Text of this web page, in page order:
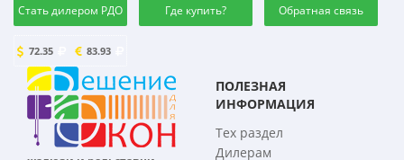
Стать дилером РДО Где купить? Обратная связь
72.35 83.93
ПОЛЕЗНАЯ
ИНФОРМАЦИЯ
Тех раздел
Дилерам